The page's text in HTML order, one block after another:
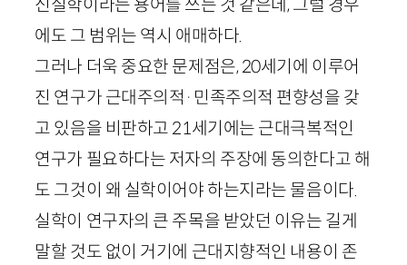
신실학이라는 용어를 쓰는 것 같은데, 그럴 경우
에도 그 범위는 역시 애매하다.
그러나 더욱 중요한 문제점은,20세기에 이루어
진 연구가 근대주의적·민족주의적 편향성을 갖
고 있음을 비판하고 21세기에는 근대극복적인
연구가 필요하다는 저자의 주장에 동의한다고 해
도 그것이 왜 실학이어야 하는지라는 물음이다.
실학이 연구자의 큰 주목을 받았던 이유는 길게
말할 것도 없이 거기에 근대지향적인 내용이 존